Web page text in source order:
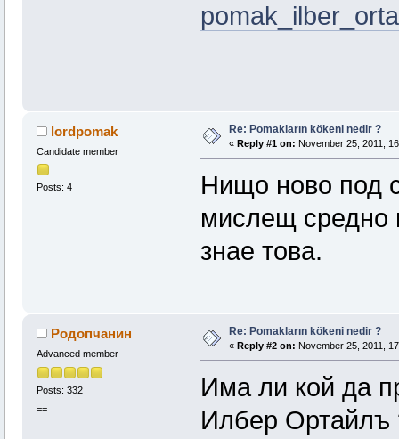
lordpomak
Candidate member
Posts: 4
Re: Pomakların kökeni nedir ?
« Reply #1 on: November 25, 2011,
Нищо ново под
мислещ средно
знае това.
Родопчанин
Advanced member
Posts: 332
==
Re: Pomakların kökeni nedir ?
« Reply #2 on: November 25, 2011,
Има ли кой да
Илбер Ортайлъ